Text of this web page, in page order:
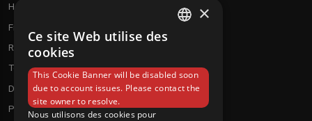
Hardtek / Hardfloor
Frenchcore/Hardcore
Raggatek/ Jungletek
Techno / Hard Techno / Electro
Drum'n'Bass/Raggajungle
Pre order
Cd's
×
Ce site Web utilise des
cookies
This Cookie Banner will be disabled soon
due to account issues. Please contact the
site owner to resolve.
Nous utilisons des cookies pour